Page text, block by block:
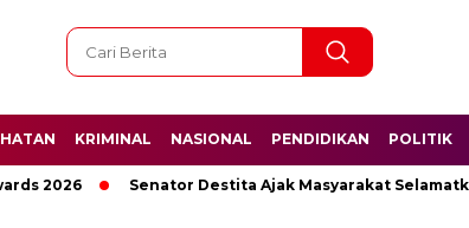
KRIMINAL NASIONAL PENDIDIKAN POLITIK
Senator Destita Ajak Masyarakat Selamatkan